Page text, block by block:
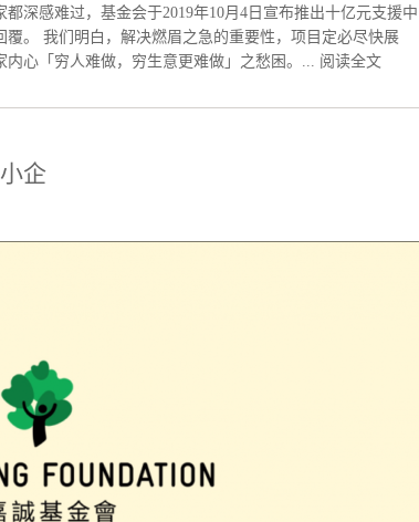
深感难过，基金会于2019年10月4日宣布推出十亿元支援中
。 我们明白，解决燃眉之急的重要性，项目定必尽快展
心「穷人难做，穷生意更难做」之愁困。... 阅读全文
企